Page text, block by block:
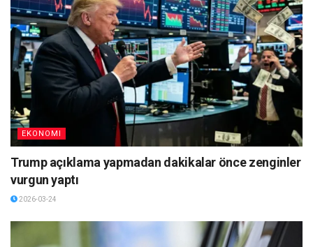
EKONOMI
Trump açıklama yapmadan dakikalar önce zenginler
vurgun yaptı
2026-03-24